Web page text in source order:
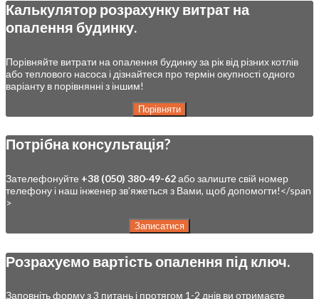
Калькулятор розрахунку витрат на
опалення будинку.
Порівняйте витрати на опалення будинку за рік від різних котлів
або теплового насоса і дізнайтеся про термін окупності одного
варіанту в порівнянні з іншим!
Порівняти
Потрібна консультація?
Зателефонуйте +38 (050) 380-49-62або залиште свій номер
телефону і наш інженер зв’яжеться з Вами, щоб допомогти!</span
>
Записатися
Розрахуємо вартість опалення під ключ.
Заповніть форму з 3 питань і протягом 1-2 днів ви отримаєте